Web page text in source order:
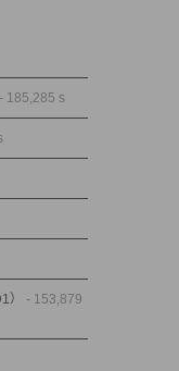
- 185,285 s
）
- 153,879